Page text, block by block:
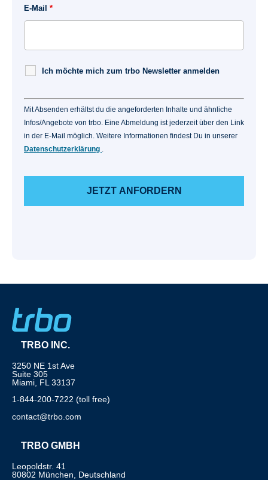
E-Mail *
Ich möchte mich zum trbo Newsletter anmelden
Mit Absenden erhältst du die angeforderten Inhalte und ähnliche
Infos/Angebote von trbo. Eine Abmeldung ist jederzeit über den Link
in der E-Mail möglich. Weitere Informationen findest Du in unserer
Datenschutzerklärung
TRBO INC.
3250 NE 1st Ave
Suite 305
Miami, FL 33137
1-844-200-7222 (toll free)
contact@trbo.com
TRBO GMBH
Leopoldstr. 41
80802 München, Deutschland